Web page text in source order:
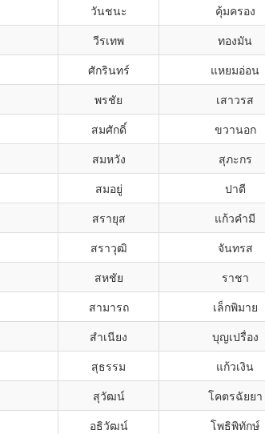
วันชนะ คุ้มครอง
วีรเทพ ทองมัน
ศักรินทร์ แหยมอ่อน
พรชัย เสาวรส
สมศักดิ์ ขวานอก
สมหวัง สุภะกร
สมอยู่ ปาตี
สรายุส แก้วคำมี
สราวุฒิ จันทรส
สหชัย ราชา
สามารถ เล็กพิมาย
สำเนียง บุญเปรื่อง
สุธรรม แก้วเงิน
สุวัฒน์ โคตรฉัยยา
อธิวัฒน์ โพธิพิทักษ์